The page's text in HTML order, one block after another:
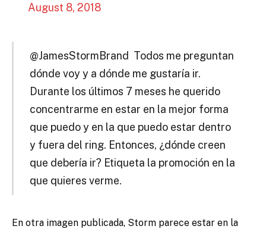
August 8, 2018
@JamesStormBrand Todos me preguntan
dónde voy y a dónde me gustaría ir.
Durante los últimos 7 meses he querido
concentrarme en estar en la mejor forma
que puedo y en la que puedo estar dentro
y fuera del ring. Entonces, ¿dónde creen
que debería ir? Etiqueta la promoción en la
que quieres verme.
En otra imagen publicada, Storm parece estar en la